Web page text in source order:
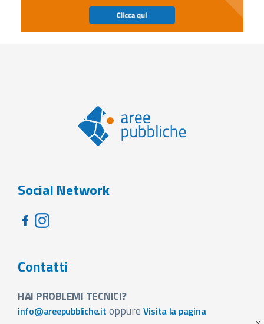
Social Network
Contatti
HAI PROBLEMI TECNICI?
info@areepubbliche.it oppure Visita la pagina